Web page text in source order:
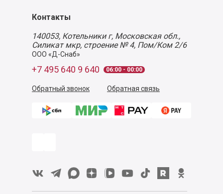
Контакты
140053, Котельники г, Московская обл.,
Силикат мкр, строение № 4, Пом/Ком 2/6
ООО «Д-Снаб»
+7 495 640 9 640 06:00 - 00:00
Обратный звонок Обратная связь